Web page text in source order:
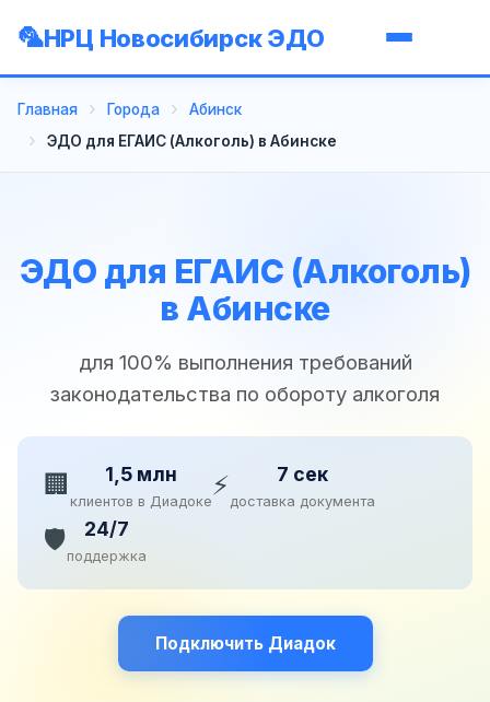
НРЦ Новосибирск ЭДО
Главная Города
Абинск
ЭДО для ЕГАИС (Алкоголь) в Абинске
ЭДО для ЕГАИС (Алкоголь)
в Абинске
для 100% выполнения требований
законодательства по обороту алкоголя
🏢 1,5 млн
клиентов в Диадоке⚡ 7 сек
доставка документа
🛡️ 24/7
поддержка
Подключить Диадок